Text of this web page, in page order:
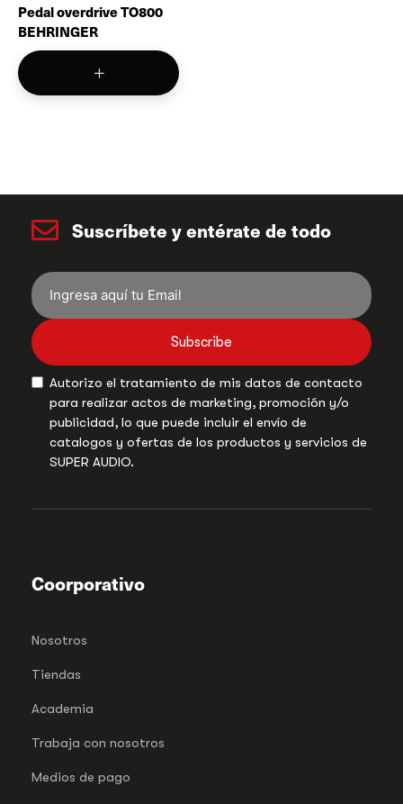
Pedal overdrive TO800
BEHRINGER
Suscríbete y entérate de todo
Subscribe
Autorizo el tratamiento de mis datos de contacto
para realizar actos de marketing, promoción y/o
publicidad, lo que puede incluir el envío de
catalogos y ofertas de los productos y servicios de
SUPER AUDIO.
Coorporativo
Nosotros
Tiendas
Academia
Trabaja con nosotros
Medios de pago